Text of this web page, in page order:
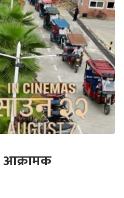
आक्रामक